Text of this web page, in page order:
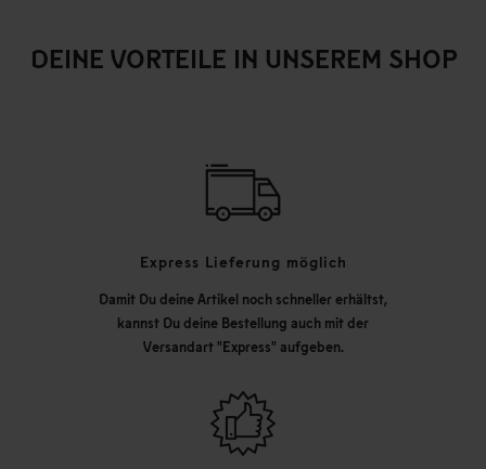
DEINE VORTEILE IN UNSEREM SHOP
Express Lieferung möglich
Damit Du deine Artikel noch schneller erhältst,
kannst Du deine Bestellung auch mit der
Versandart "Express" aufgeben.